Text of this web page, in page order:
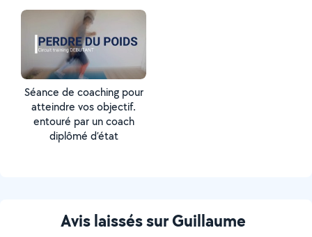
Séance de coaching pour
atteindre vos objectif.
entouré par un coach
diplômé d’état
Avis laissés sur Guillaume